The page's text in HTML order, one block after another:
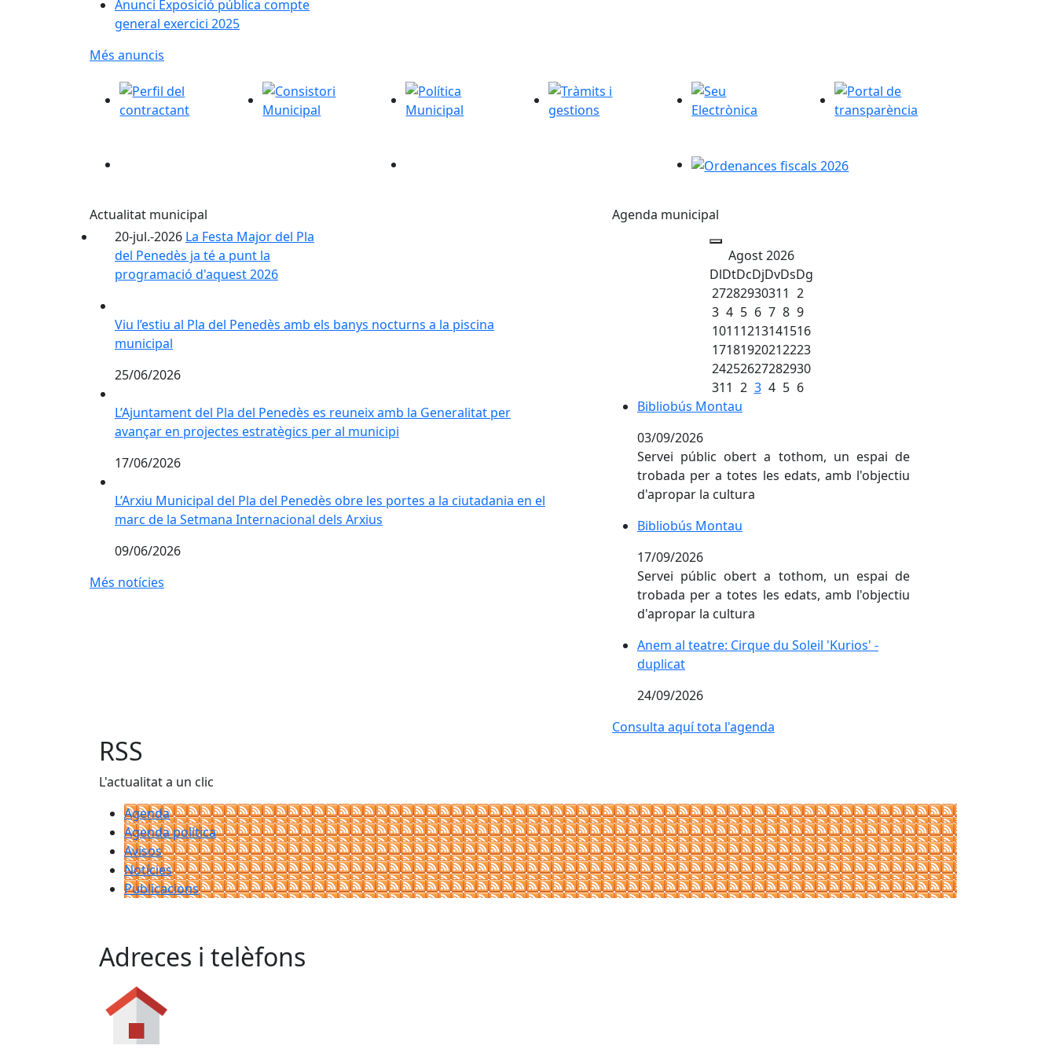
Anunci Exposició pública compte
general exercici 2025
Més anuncis
Perfil del contractant Consistori Municipal Política Municipal Tràmits i gestions Seu Electrònica Portal de transparència
Ordenances fiscals 2026
Actualitat municipal
20-jul.-2026 La Festa Major del Pla
del Penedès ja té a punt la
programació d'aquest 2026
Viu l’estiu al Pla del Penedès amb els banys nocturns a la piscina
municipal
25/06/2026
L’Ajuntament del Pla del Penedès es reuneix amb la Generalitat per avançar en projectes estratègics per al municipi
L’Ajuntament del Pla del Penedès es reuneix amb la Generalitat per
avançar en projectes estratègics per al municipi
17/06/2026
L’Arxiu Municipal del Pla del Penedès obre les portes a la ciutadania en el marc de la Setmana Internacional dels Arxius
L’Arxiu Municipal del Pla del Penedès obre les portes a la ciutadania en el
marc de la Setmana Internacional dels Arxius
09/06/2026
Més notícies
Agenda municipal
Agost 2026
DlDtDcDjDvDsDg
27282930311 2
3 4 5 6 7 8 9
10111213141516
17181920212223
24252627282930
311 2 3 4 5 6
Bibliobús Montau
Bibliobús Montau
03/09/2026
Servei públic obert a tothom, un espai de
trobada per a totes les edats, amb l'objectiu
d'apropar la cultura
Bibliobús Montau
Bibliobús Montau
17/09/2026
Servei públic obert a tothom, un espai de
trobada per a totes les edats, amb l'objectiu
d'apropar la cultura
Anem al teatre: Cirque du Soleil 'Kurios' - duplicat
Anem al teatre: Cirque du Soleil 'Kurios' -
duplicat
24/09/2026
Consulta aquí tota l'agenda
RSS
L'actualitat a un clic
Agenda
Agenda política
Avisos
Notícies
Publicacions
Adreces i telèfons